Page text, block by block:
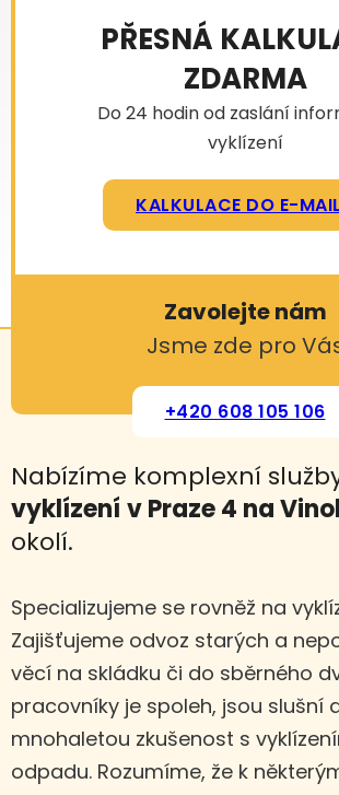
PŘESNÁ
ZDARMA
Do 24 hodin od zaslání
vyklízení
KALKULACE DO E-
Zavolejte nám
Jsme zde pro
+420 608 105 106
Nabízíme komplexní
vyklízení v Praze 4 na
okolí.
Specializujeme se rovněž na
Zajišťujeme odvoz starých a
věcí na skládku či do sběrného
pracovníky je spoleh, jsou slušní
mnohaletou zkušenost s
odpadu. Rozumíme, že k